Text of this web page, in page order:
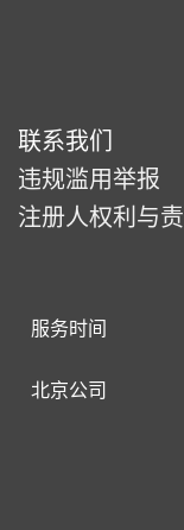
联系我们
违规滥用举报
注册人权利与
服务时间
北京公司